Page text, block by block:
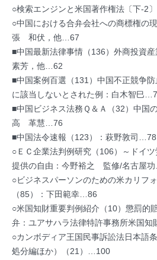
○検索エンジンと米国著作権法〔下-2
○中国における合弁会社への商標権の
張 和伏，他…67
■中国最新法律事情（136）外商投資
素芳，他…62
■中国案例百選（131）中国不正競争
に該当しないとされた例：白木智巳
■中国ビジネス法務Ｑ＆Ａ（32）中国
高 革慧…76
■中国法令速報（123）：萩野敦司…78
○ＥＣ企業法判例研究（106）～ドイ
提供の自由：今野裕之 監修/名古屋
○ビジネスパーソンのための米カリフ
（85）：下田範幸…86
○米国知財重要判例紹介（10）懲罰的
弁：ユアサハラ法律特許事務所米国
○カンボディア王国民事訴訟法日本語
処分編ほか）（21）…100